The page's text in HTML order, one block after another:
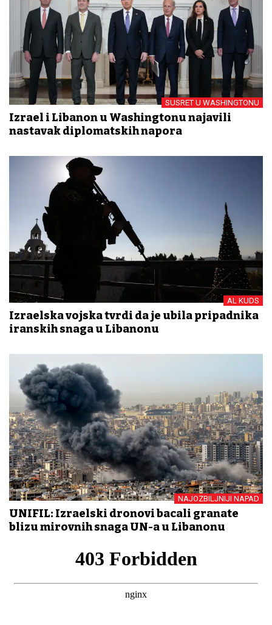
SUSRET U WASHINGTONU
Izrael i Libanon u Washingtonu najavili
nastavak diplomatskih napora
AL KUDS
Izraelska vojska tvrdi da je ubila pripadnika
iranskih snaga u Libanonu
NAJOZBILJNIJI NAPAD
UNIFIL: Izraelski dronovi bacali granate
blizu mirovnih snaga UN-a u Libanonu